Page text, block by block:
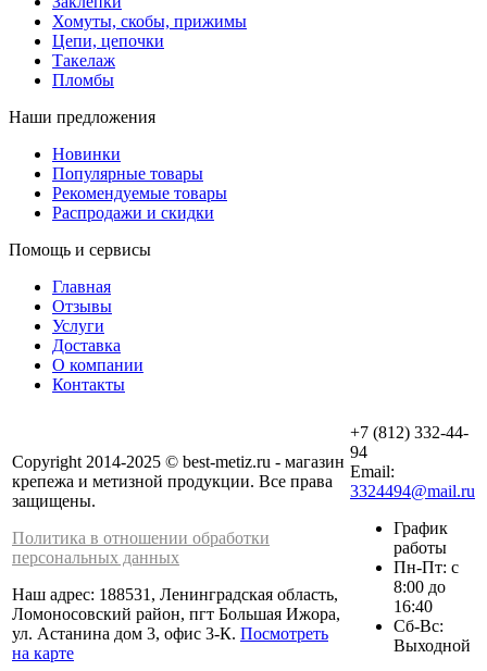
Хомуты, скобы, прижимы
Цепи, цепочки
Такелаж
Пломбы
Наши предложения
Новинки
Популярные товары
Рекомендуемые товары
Распродажи и скидки
Помощь и сервисы
Главная
Отзывы
Услуги
Доставка
О компании
Контакты
Copyright 2014-2025 © best-metiz.ru - магазин
крепежа и метизной продукции. Все права
защищены.
Политика в отношении обработки
персональных данных
Наш адрес: 188531, Ленинградская область,
Ломоносовский район, пгт Большая Ижора,
ул. Астанина дом 3, офис 3-К. Посмотреть
на карте
+7 (812) 332-44-
94
Email:
3324494@mail.ru
График
работы
Пн-Пт: с
8:00 до
16:40
Сб-Вс:
Выходной